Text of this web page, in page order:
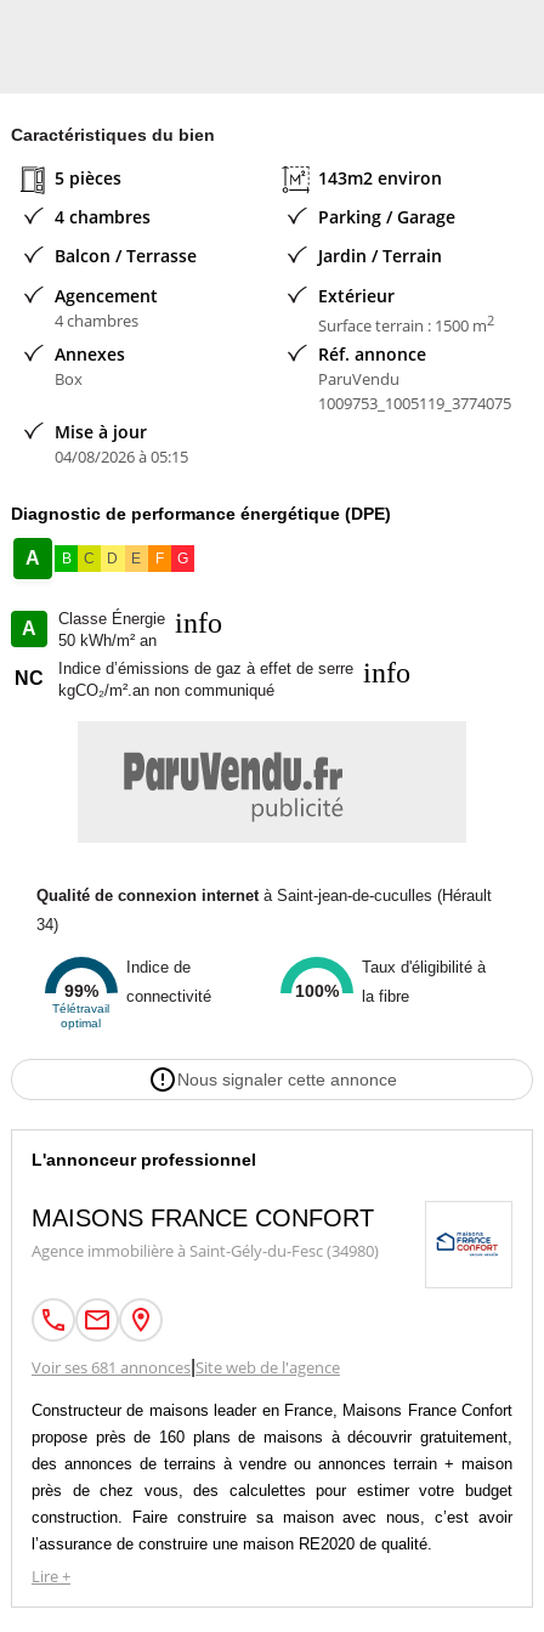
Caractéristiques du bien
5 pièces
143m2 environ
4 chambres
Parking / Garage
Balcon / Terrasse
Jardin / Terrain
Agencement
4 chambres
Extérieur
Surface terrain : 1500 m2
Annexes
Box
Réf. annonce
ParuVendu
1009753_1005119_3774075
Mise à jour
04/08/2026 à 05:15
Diagnostic de performance énergétique (DPE)
A B C D E F G
A
Classe Énergie
50 kWh/m² an
info
NC
Indice d’émissions de gaz à effet de serre
kgCO₂/m².an non communiqué
info
Qualité de connexion internetà Saint-jean-de-cuculles (Hérault
34)
99%
Télétravail
optimal
Indice de
connectivité
100%
Taux d'éligibilité à
la fibre
Nous signaler cette annonce
L'annonceur professionnel
MAISONS FRANCE CONFORT
Agence immobilière à Saint-Gély-du-Fesc (34980)
Voir ses 681 annonces| Site web de l'agence
Constructeur de maisons leader en France, Maisons France Confort
propose près de 160 plans de maisons à découvrir gratuitement,
des annonces de terrains à vendre ou annonces terrain + maison
près de chez vous, des calculettes pour estimer votre budget
construction. Faire construire sa maison avec nous, c’est avoir
l’assurance de construire une maison RE2020 de qualité.
Faire appel à un constructeur pour son projet de construction de
Lire +